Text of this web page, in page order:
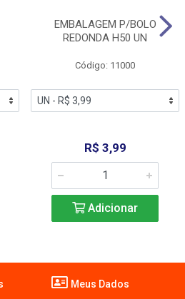
EMBALAGEM P/BOLO
REDONDA H50 UN
Código: 11000
R$ 3,99
Adicionar
Meus Dados